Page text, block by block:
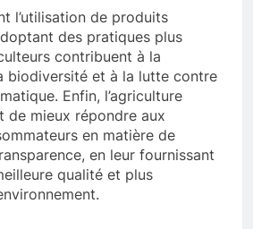
l’utilisation de produits
des pratiques plus
contribuent à la
biodiversité et à la lutte contre
Enfin, l’agriculture
de mieux répondre aux
en matière de
en leur fournissant
qualité et plus